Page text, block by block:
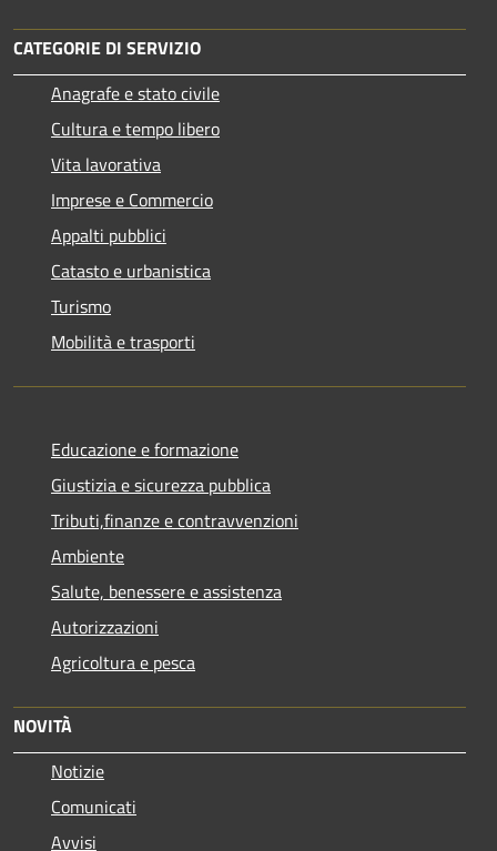
CATEGORIE DI SERVIZIO
Anagrafe e stato civile
Cultura e tempo libero
Vita lavorativa
Imprese e Commercio
Appalti pubblici
Catasto e urbanistica
Turismo
Mobilità e trasporti
Educazione e formazione
Giustizia e sicurezza pubblica
Tributi,finanze e contravvenzioni
Ambiente
Salute, benessere e assistenza
Autorizzazioni
Agricoltura e pesca
NOVITÀ
Notizie
Comunicati
Avvisi